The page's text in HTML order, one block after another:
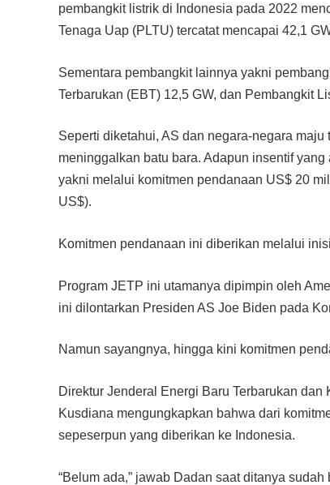
pembangkit listrik di Indonesia pada 2022
Tenaga Uap (PLTU) tercatat mencapai 42,1
Sementara pembangkit lainnya yakni
Terbarukan (EBT) 12,5 GW, dan Pembangkit
Seperti diketahui, AS dan negara-negara
meninggalkan batu bara. Adapun insentif
yakni melalui komitmen pendanaan US$ 20
US$).
Komitmen pendanaan ini diberikan melalui
Program JETP ini utamanya dipimpin oleh
ini dilontarkan Presiden AS Joe Biden pada
Namun sayangnya, hingga kini komitmen
Direktur Jenderal Energi Baru Terbarukan
Kusdiana mengungkapkan bahwa dari
sepeserpun yang diberikan ke Indonesia.
“Belum ada,” jawab Dadan saat ditanya